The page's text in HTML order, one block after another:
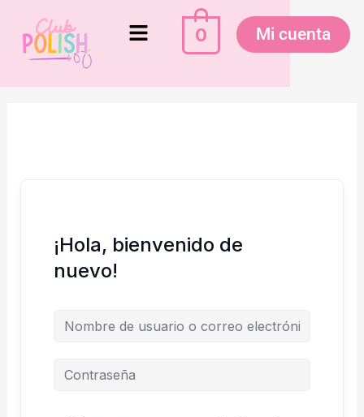
contenido
Menú 0 Mi cuenta
¡Hola, bienvenido de
nuevo!